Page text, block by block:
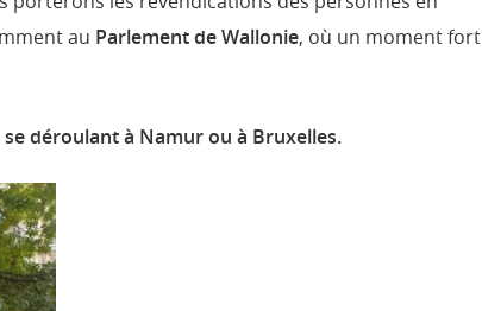
au Parlement de Wallonie, où un moment fort
déroulant à Namur ou à Bruxelles.